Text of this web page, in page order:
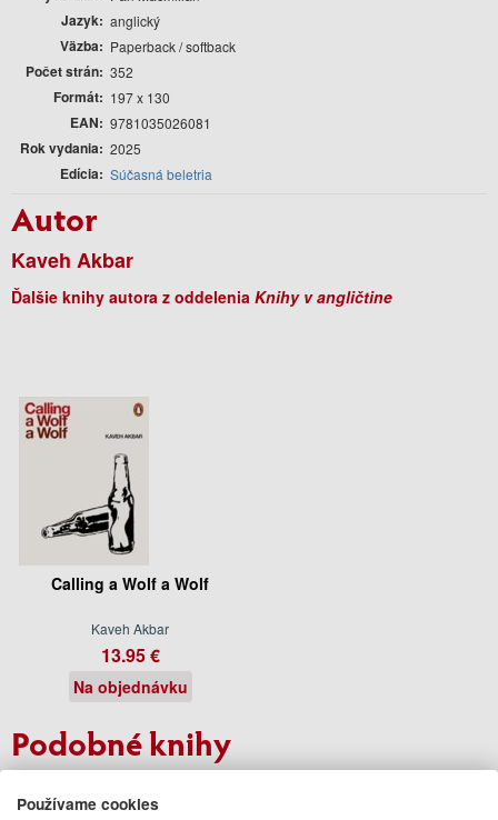
Jazyk anglický
Väzba Paperback / softback
Počet strán 352
Formát 197 x 130
EAN 9781035026081
Rok vydania 2025
Edícia Súčasná beletria
Autor
Kaveh Akbar
Ďalšie knihy autora z oddelenia Knihy v angličtine
Calling a Wolf a Wolf
Kaveh Akbar
13.95 €
Na objednávku
Podobné knihy
Používame cookies